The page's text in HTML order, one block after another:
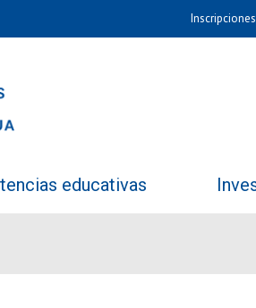
Inscripciones
educativas